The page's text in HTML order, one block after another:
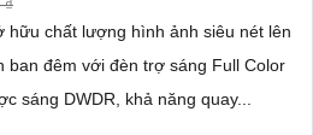
hữu chất lượng hình ảnh siêu nét lên
ban đêm với đèn trợ sáng Full Color
sáng DWDR, khả năng quay...